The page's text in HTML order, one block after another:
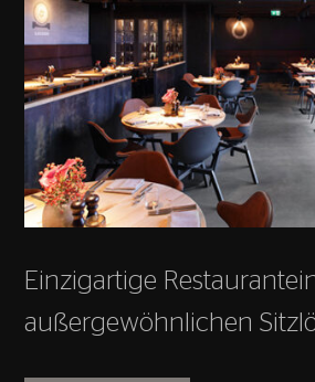
Einzigartige
außergewöhnlichen